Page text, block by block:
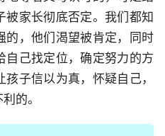
被家长彻底否定。我们都知
的，他们渴望被肯定，同时
自己找定位，确定努力的方
子信以为真，怀疑自己，
的。